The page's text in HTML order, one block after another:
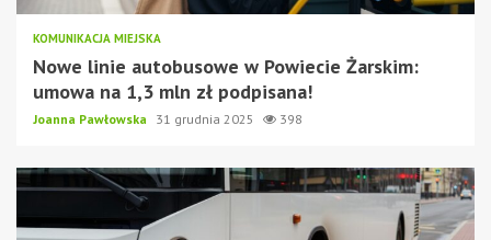
KOMUNIKACJA MIEJSKA
Nowe linie autobusowe w Powiecie Żarskim:
umowa na 1,3 mln zł podpisana!
Joanna Pawłowska 31 grudnia 2025 398